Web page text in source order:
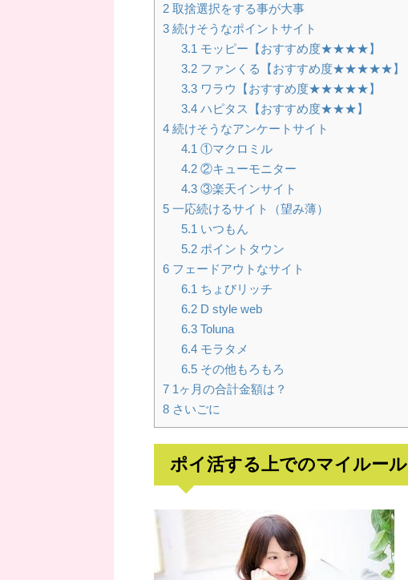
2 取捨選択をする事が大事
3 続けそうなポイントサイト
3.1 モッピー【おすすめ度★★★★】
3.2ファンくる【おすすめ度★★★★★】
3.3ワラウ【おすすめ度★★★★★】
3.4ハピタス【おすすめ度★★★】
4 続けそうなアンケートサイト
4.1 ①マクロミル
4.2②キューモニター
4.3③楽天インサイト
5 一応続けるサイト（望み薄）
5.1 いつもん
5.2ポイントタウン
6 フェードアウトなサイト
6.1 ちょびリッチ
6.2D style web
6.3Toluna
6.4モラタメ
6.5その他もろもろ
7 1ヶ月の合計金額は？
8 さいごに
ポイ活する上でのマイルール